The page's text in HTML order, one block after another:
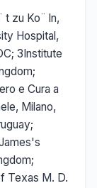
t zu Ko¨ ln,
Hospital,
3Institute
e Cura a
Milano,
Texas M. D.